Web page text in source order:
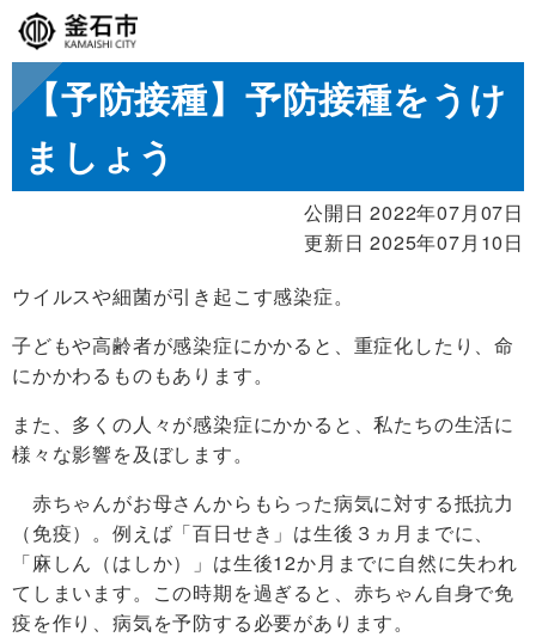
【予防接種】予防接種をうけ
ましょう
公開日 2022年07月07日
更新日 2025年07月10日
ウイルスや細菌が引き起こす感染症。
子どもや高齢者が感染症にかかると、重症化したり、命
にかかわるものもあります。
また、多くの人々が感染症にかかると、私たちの生活に
様々な影響を及ぼします。
赤ちゃんがお母さんからもらった病気に対する抵抗力
（免疫）。例えば「百日せき」は生後３ヵ月までに、
「麻しん（はしか）」は生後12か月までに自然に失われ
てしまいます。この時期を過ぎると、赤ちゃん自身で免
疫を作り、病気を予防する必要があります。